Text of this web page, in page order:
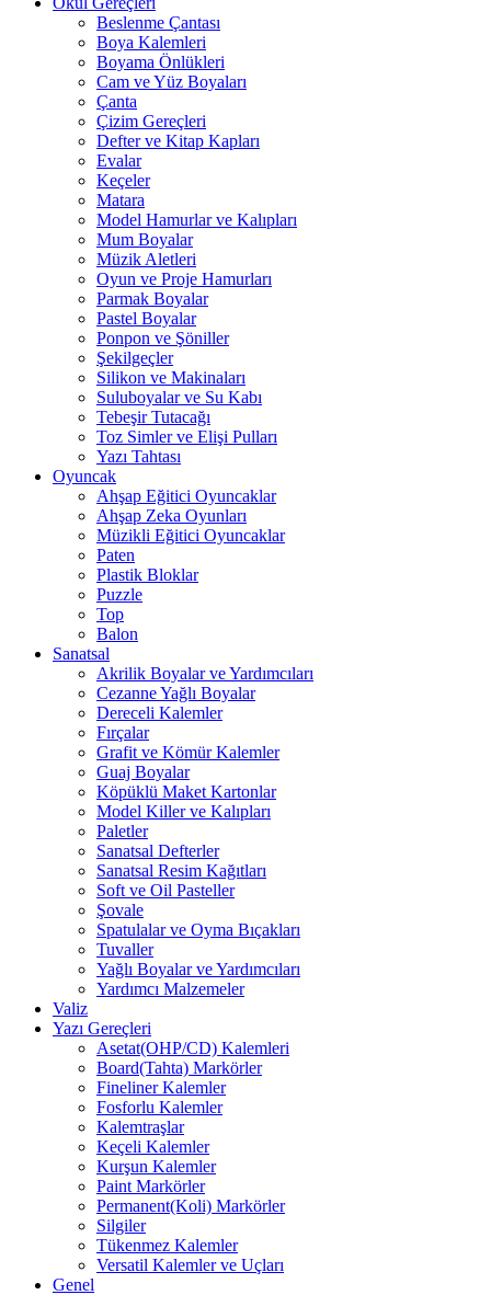
Beslenme Çantası
Boya Kalemleri
Boyama Önlükleri
Cam ve Yüz Boyaları
Çanta
Çizim Gereçleri
Defter ve Kitap Kapları
Evalar
Keçeler
Matara
Model Hamurlar ve Kalıpları
Mum Boyalar
Müzik Aletleri
Oyun ve Proje Hamurları
Parmak Boyalar
Pastel Boyalar
Ponpon ve Şöniller
Şekilgeçler
Silikon ve Makinaları
Suluboyalar ve Su Kabı
Tebeşir Tutacağı
Toz Simler ve Elişi Pulları
Yazı Tahtası
Oyuncak
Ahşap Eğitici Oyuncaklar
Ahşap Zeka Oyunları
Müzikli Eğitici Oyuncaklar
Paten
Plastik Bloklar
Puzzle
Top
Balon
Sanatsal
Akrilik Boyalar ve Yardımcıları
Cezanne Yağlı Boyalar
Dereceli Kalemler
Fırçalar
Grafit ve Kömür Kalemler
Guaj Boyalar
Köpüklü Maket Kartonlar
Model Killer ve Kalıpları
Paletler
Sanatsal Defterler
Sanatsal Resim Kağıtları
Soft ve Oil Pasteller
Şovale
Spatulalar ve Oyma Bıçakları
Tuvaller
Yağlı Boyalar ve Yardımcıları
Yardımcı Malzemeler
Valiz
Yazı Gereçleri
Asetat(OHP/CD) Kalemleri
Board(Tahta) Markörler
Fineliner Kalemler
Fosforlu Kalemler
Kalemtraşlar
Keçeli Kalemler
Kurşun Kalemler
Paint Markörler
Permanent(Koli) Markörler
Silgiler
Tükenmez Kalemler
Versatil Kalemler ve Uçları
Genel